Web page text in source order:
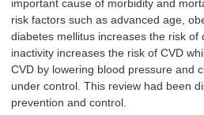
important cause of morbidity and
risk factors such as advanced age,
diabetes mellitus increases the risk
inactivity increases the risk of CVD
CVD by lowering blood pressure and
under control. This review had been
prevention and control.